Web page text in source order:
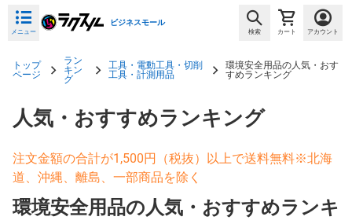
メニュー
ビジネスモール
検索 カート アカウント
トップ
ページ
ラン
キン
グ
工具・電動工具・切削
工具・計測用品
環境安全用品の人気・おす
すめランキング
人気・おすすめランキング
注文金額の合計が1,500円（税抜）以上で送料無料※北海
道、沖縄、離島、一部商品を除く
環境安全用品の人気・おすすめランキ